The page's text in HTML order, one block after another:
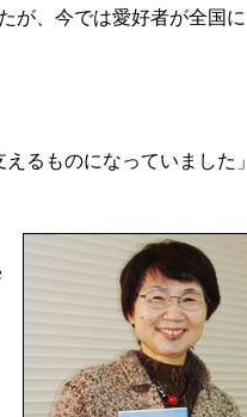
が、今では愛好者が全国に
るものになっていました」